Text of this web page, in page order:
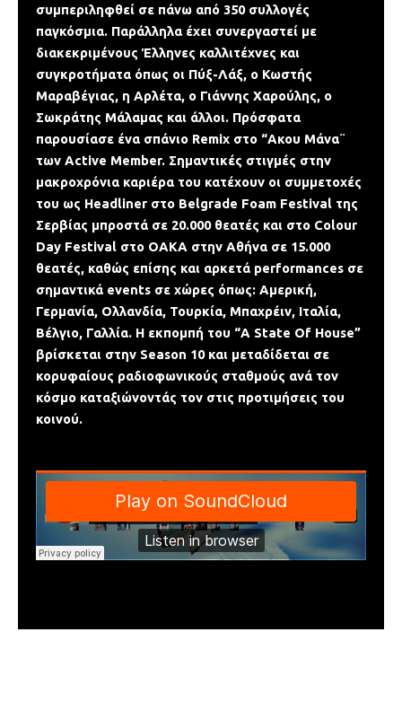
συμπεριληφθεί σε πάνω από 350 συλλογές
παγκόσμια. Παράλληλα έχει συνεργαστεί με
διακεκριμένους Έλληνες καλλιτέχνες και
συγκροτήματα όπως οι Πύξ-Λάξ, ο Κωστής
Μαραβέγιας, η Αρλέτα, ο Γιάννης Χαρούλης, ο
Σωκράτης Μάλαμας και άλλοι. Πρόσφατα
παρουσίασε ένα σπάνιο Remix στο “Ακου Μάνα¨
των Active Member. Σημαντικές στιγμές στην
μακροχρόνια καριέρα του κατέχουν οι συμμετοχές
του ως Headliner στο Belgrade Foam Festival της
Σερβίας μπροστά σε 20.000 θεατές και στο Colour
Day Festival στο ΟΑΚΑ στην Αθήνα σε 15.000
θεατές, καθώς επίσης και αρκετά performances σε
σημαντικά events σε χώρες όπως: Αμερική,
Γερμανία, Ολλανδία, Τουρκία, Μπαχρέιν, Ιταλία,
Βέλγιο, Γαλλία. H εκπομπή του “A State Of House”
βρίσκεται στην Season 10 και μεταδίδεται σε
κορυφαίους ραδιοφωνικούς σταθμούς ανά τον
κόσμο καταξιώνοντάς τον στις προτιμήσεις του
κοινού.